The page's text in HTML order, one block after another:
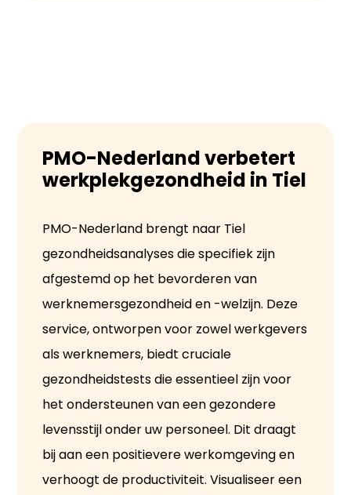
PMO-Nederland verbetert
werkplekgezondheid in Tiel
PMO-Nederland brengt naar Tiel
gezondheidsanalyses die specifiek zijn
afgestemd op het bevorderen van
werknemersgezondheid en -welzijn. Deze
service, ontworpen voor zowel werkgevers
als werknemers, biedt cruciale
gezondheidstests die essentieel zijn voor
het ondersteunen van een gezondere
levensstijl onder uw personeel. Dit draagt
bij aan een positievere werkomgeving en
verhoogt de productiviteit. Visualiseer een